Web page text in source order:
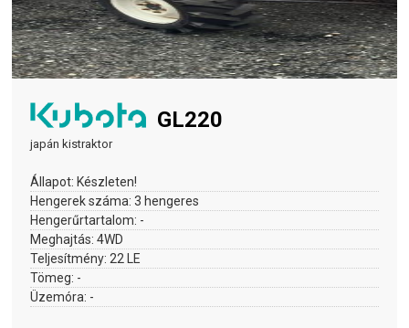
GL220
japán kistraktor
Állapot: Készleten!
Hengerek száma:3 hengeres
Hengerűrtartalom: -
Meghajtás:4WD
Teljesítmény: 22 LE
Tömeg: -
Üzemóra: -